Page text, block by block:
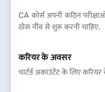
CA कोर्स अपनी कठिन
ठोस नींव से शुरू करनी चाहिए.
करियर के अवसर
चार्टर्ड अकाउंटेंट के लिए